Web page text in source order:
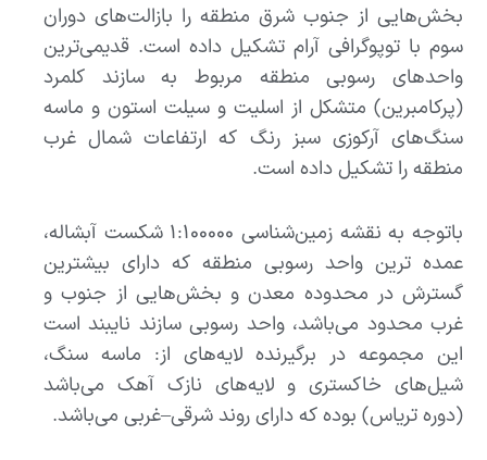
بخش‌هایی از جنوب شرق منطقه را بازالت‌‌های دوران
سوم با توپوگرافی آرام تشکیل داده است. قدیمی‌ترین
واحد‌‌های رسوبی منطقه مربوط به سازند کلمرد
(پرکامبرین) متشکل از اسلیت و سیلت استون و ماسه
سنگ‌های آرکوزی سبز رنگ که ارتفاعات شمال غرب
منطقه را تشکیل داده است.
باتوجه به نقشه زمین‌شناسی ۱:۱۰۰۰۰۰ شکست آبشاله،
عمده ترین واحد رسوبی منطقه که دارای بیشترین
گسترش در محدوده معدن و بخش‌‌هایی از جنوب و
غرب محدود می‌باشد، واحد رسوبی سازند نایبند است
این مجموعه در برگیرنده لایه‌‌های از: ماسه سنگ،
شیل‌‌های خاکستری و لایه‌‌های نازک آهک می‌باشد
(دوره تریاس) بوده که دارای روند شرقی–غربی ‌می‌باشد.